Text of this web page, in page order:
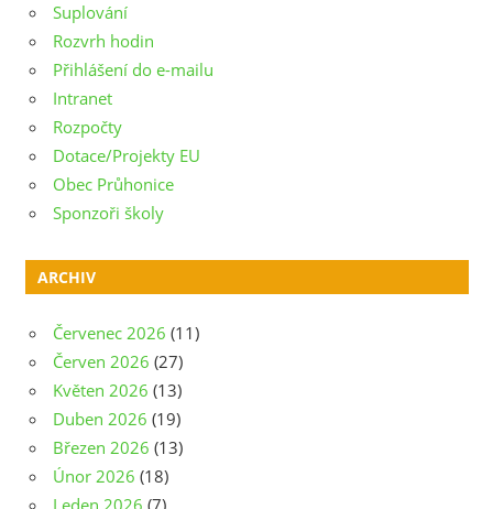
Suplování
Rozvrh hodin
Přihlášení do e-mailu
Intranet
Rozpočty
Dotace/Projekty EU
Obec Průhonice
Sponzoři školy
ARCHIV
Červenec 2026 (11)
Červen 2026 (27)
Květen 2026 (13)
Duben 2026 (19)
Březen 2026 (13)
Únor 2026 (18)